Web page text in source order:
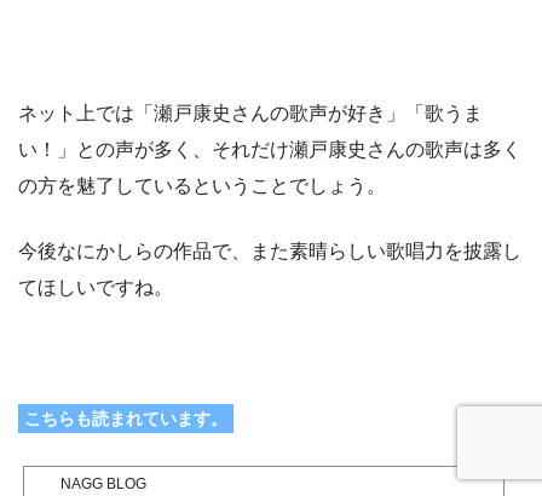
ネット上では「瀬戸康史さんの歌声が好き」「歌うま
い！」との声が多く、それだけ瀬戸康史さんの歌声は多く
の方を魅了しているということでしょう。
今後なにかしらの作品で、また素晴らしい歌唱力を披露し
てほしいですね。
こちらも読まれています。
NAGG BLOG